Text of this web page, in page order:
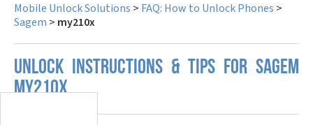
Mobile Unlock Solutions > FAQ: How to Unlock Phones >
Sagem > my210x
UNLOCK INSTRUCTIONS & TIPS FOR SAGEM
MY210X